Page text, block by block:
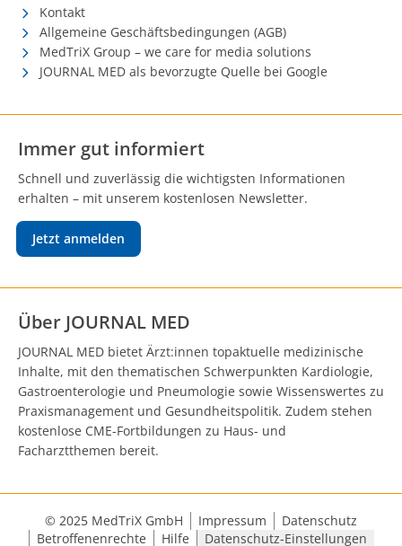
Kontakt
Allgemeine Geschäftsbedingungen (AGB)
MedTriX Group – we care for media solutions
JOURNAL MED als bevorzugte Quelle bei Google
Immer gut informiert
Schnell und zuverlässig die wichtigsten Informationen
erhalten – mit unserem kostenlosen Newsletter.
Jetzt anmelden
Über JOURNAL MED
JOURNAL MED bietet Ärzt:innen topaktuelle medizinische
Inhalte, mit den thematischen Schwerpunkten Kardiologie,
Gastroenterologie und Pneumologie sowie Wissenswertes zu
Praxismanagement und Gesundheitspolitik. Zudem stehen
kostenlose CME-Fortbildungen zu Haus- und
Facharztthemen bereit.
© 2025 MedTriX GmbH Impressum
Datenschutz
Betroffenenrechte
Hilfe Datenschutz-Einstellungen